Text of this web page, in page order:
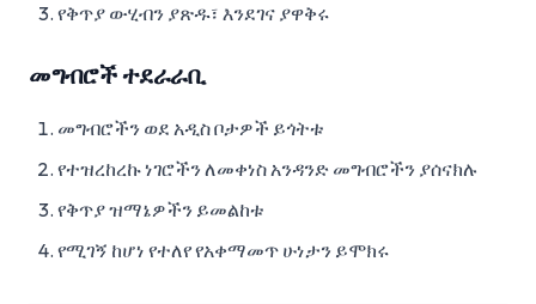
የቅጥያ ውሂብን ያጽዱ፣ እንደገና ያዋቅሩ
መግብሮች ተደራራቢ
መግብሮችን ወደ አዲስ ቦታዎች ይጎትቱ
የተዝረከረኩ ነገሮችን ለመቀነስ አንዳንድ መግብሮችን ያሰናክሉ
የቅጥያ ዝማኔዎችን ይመልከቱ
የሚገኝ ከሆነ የተለየ የአቀማመጥ ሁነታን ይሞክሩ